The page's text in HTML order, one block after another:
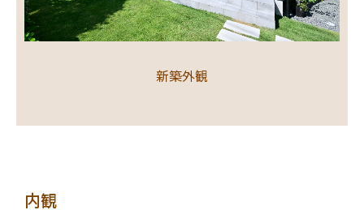
新築外観
内観